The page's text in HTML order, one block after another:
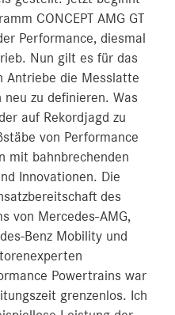
CONCEPT AMG GT
Performance, diesmal
Nun gilt es für das
Antriebe die Messlatte
zu definieren. Was
auf Rekordjagd zu
von Performance
mit bahnbrechenden
Innovationen. Die
des
von Mercedes‑AMG,
Mobility und
Powertrains war
grenzenlos. Ich